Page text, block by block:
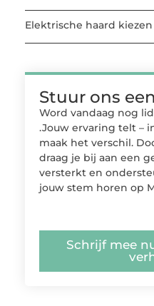
Elektrische haard
Stuur ons
Word vandaag nog
.Jouw ervaring telt –
maak het verschil.
draag je bij aan een
versterkt en
jouw stem horen op
Schrijf mee